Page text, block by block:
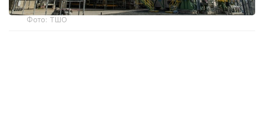
Фото: ТШО